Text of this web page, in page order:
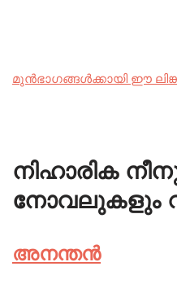
മുൻഭാഗങ്ങൾക്കായി ഈ
നിഹാരിക
നോവലുകളും
അനന്തൻ